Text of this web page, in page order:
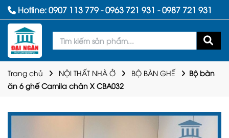
Hotline:0907 113 779-0963 721 931 -0987 721 931
Trang chủ NỘI THẤT NHÀ Ở BỘ BÀN GHẾ
Bộ bàn
ăn 6 ghế Camila chân X CBA032